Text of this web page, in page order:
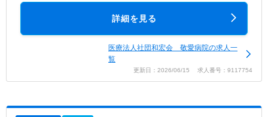
詳細を見る
医療法人社団和宏会 敬愛病院の求人一
覧
更新日：2026/06/15 求人番号：9117754